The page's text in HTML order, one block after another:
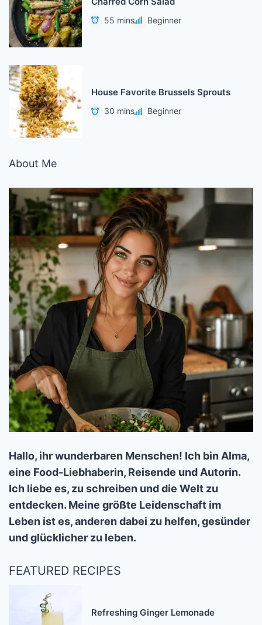
55 mins Beginner
House Favorite Brussels Sprouts
30 mins Beginner
About Me
Hallo, ihr wunderbaren Menschen! Ich bin Alma,
eine Food-Liebhaberin, Reisende und Autorin.
Ich liebe es, zu schreiben und die Welt zu
entdecken. Meine größte Leidenschaft im
Leben ist es, anderen dabei zu helfen, gesünder
und glücklicher zu leben.
FEATURED RECIPES
Refreshing Ginger Lemonade